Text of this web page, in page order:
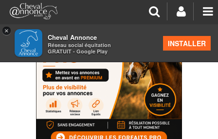
×
Cheval Annonce
Réseau social équitation
GRATUIT - Google Play
INSTALLER